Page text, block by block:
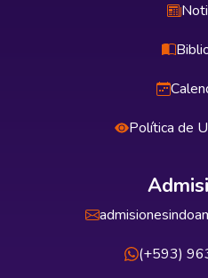
Política de
(+593)